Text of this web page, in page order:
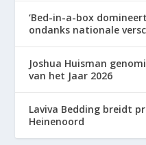
‘Bed-in-a-box
ondanks nationale
Joshua Huisman
van het Jaar 2026
Laviva Bedding breidt
Heinenoord